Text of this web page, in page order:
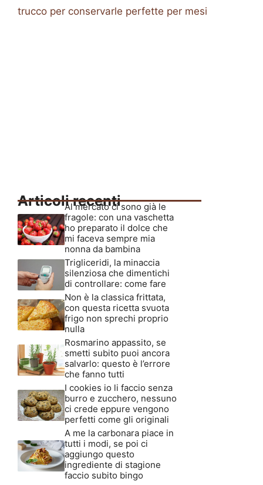
trucco per conservarle perfette per mesi
Articoli recenti
Al mercato ci sono già le
fragole: con una vaschetta
ho preparato il dolce che
mi faceva sempre mia
nonna da bambina
Trigliceridi, la minaccia
silenziosa che dimentichi
di controllare: come fare
Non è la classica frittata,
con questa ricetta svuota
frigo non sprechi proprio
nulla
Rosmarino appassito, se
smetti subito puoi ancora
salvarlo: questo è l’errore
che fanno tutti
I cookies io li faccio senza
burro e zucchero, nessuno
ci crede eppure vengono
perfetti come gli originali
A me la carbonara piace in
tutti i modi, se poi ci
aggiungo questo
ingrediente di stagione
faccio subito bingo